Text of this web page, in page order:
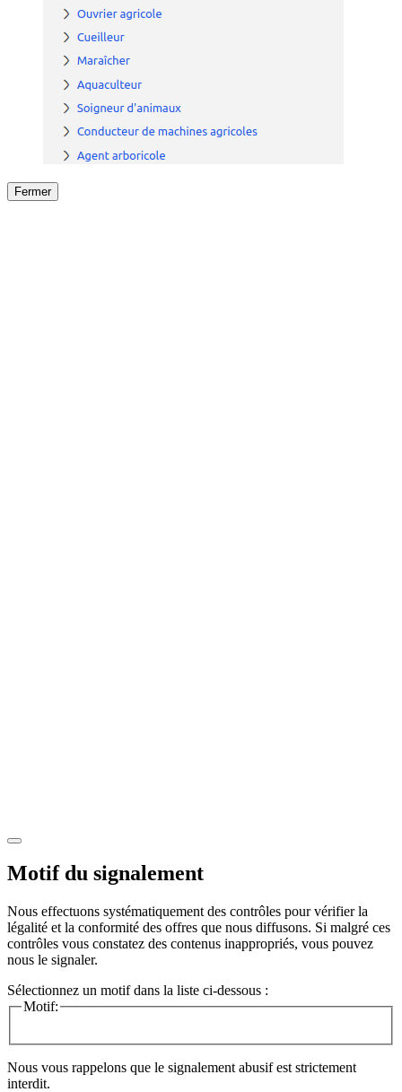
Fermer
Motif du signalement
Nous effectuons systématiquement des contrôles pour vérifier la
légalité et la conformité des offres que nous diffusons. Si malgré ces
contrôles vous constatez des contenus inappropriés, vous pouvez
nous le signaler.
Sélectionnez un motif dans la liste ci-dessous :
Motif:
Nous vous rappelons que le signalement abusif est strictement
interdit.